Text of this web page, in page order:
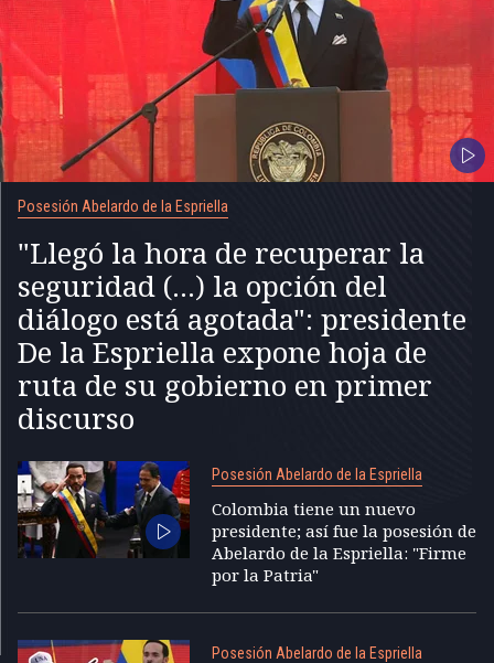
Posesión Abelardo de la Espriella
"Llegó la hora de recuperar la
seguridad (...) la opción del
diálogo está agotada": presidente
De la Espriella expone hoja de
ruta de su gobierno en primer
discurso
Posesión Abelardo de la Espriella
Colombia tiene un nuevo
presidente; así fue la posesión de
Abelardo de la Espriella: "Firme
por la Patria"
Posesión Abelardo de la Espriella